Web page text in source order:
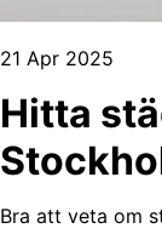
21 Apr 2025
Hitta
Bra att veta om